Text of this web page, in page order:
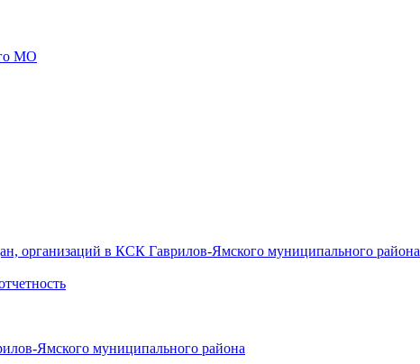
МО
организаций в КСК Гаврилов-Ямского муниципального района
Ямского муниципального района